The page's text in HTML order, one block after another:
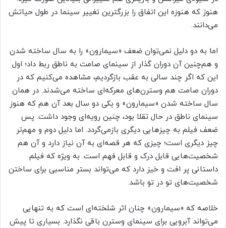
هنوز که هنوزه این اتفاق را بزرگترین تغییر سینما در طول حیاتش
می‌دانند.
اما به دو دلیل نمی‌توان ضعف «سیمارون» را به سال ساخته شدن
و هم‌چنین آن دوران گذار از سینمای صامت به ناطق ربط داد؛ اول
این که اگر چند سالی به عقب بازگردیم، مشاهده می‌کنیم که در
دوران صامت هم وسترن‌های معرکه‌ای ساخته می‌شدند. در همان
سال ساخته شدن «سیمارون» و یکی دو سال بعد آن هم که هنوز
سینمای ناطق در حال تقلا بود، چنین رویه‌ای وجود داشت. پس
ضعف فیلم به چیزهایی دیگری بازمی‌گردد. اما دلیل دوم و مهم‌تر
چیز دیگری است؛ چیزی که هر قصه‌ای به آن نیاز دارد و آن هم
شخصیت‌هایی قابل درک و قابل فهم است. به ویژه که فیلم
داستانی پر افت و خیز دارد که می‌تواند بستر مناسبی برای ساختن
شخصیت‌های تو در تو باشد.
خلاصه که «سیمارون» چنان اثر شلخته‌ای است که به تنهایی
می‌تواند آبرویی برای سینمای وسترن باقی نگذارد. بسیاری تا پیش